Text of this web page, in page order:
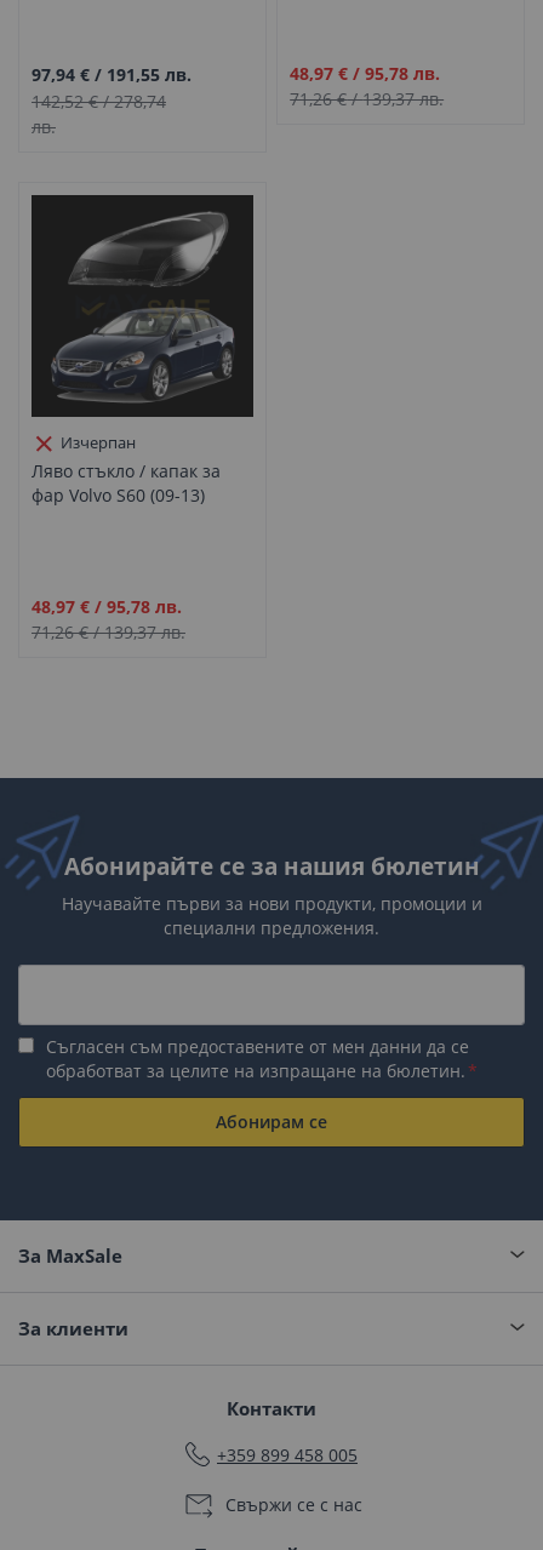
97,94 € / 191,55 лв.
142,52 €/278,74
лв.
Промо
цена
48,97 € /95,78 лв.
71,26 €/139,37 лв.
Изчерпан
Ляво стъкло / капак за
фар Volvo S60 (09-13)
Промо
цена
48,97 € / 95,78 лв.
71,26 €/139,37 лв.
Абонирайте се за нашия бюлетин
Научавайте първи за нови продукти, промоции и
специални предложения.
Съгласен съм предоставените от мен данни да се
обработват за целите на изпращане на бюлетин.
Абонирам се
За MaxSale
За клиенти
Контакти
+359 899 458 005
Свържи се с нас